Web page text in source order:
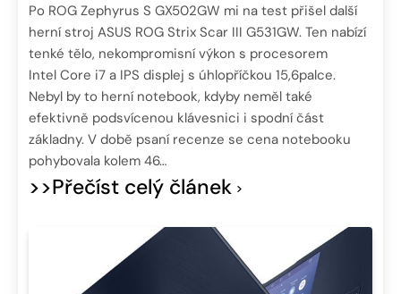
Po ROG Zephyrus S GX502GW mi na test přišel další
herní stroj ASUS ROG Strix Scar III G531GW. Ten nabízí
tenké tělo, nekompromisní výkon s procesorem
Intel Core i7 a IPS displej s úhlopříčkou 15,6palce.
Nebyl by to herní notebook, kdyby neměl také
efektivně podsvícenou klávesnici i spodní část
základny. V době psaní recenze se cena notebooku
pohybovala kolem 46…
>>Přečíst celý článek